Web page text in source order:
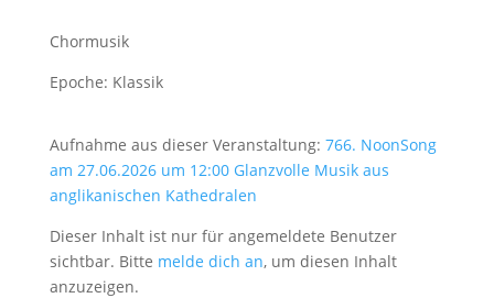
Chormusik
Epoche: Klassik
Aufnahme aus dieser Veranstaltung: 766. NoonSong
am 27.06.2026 um 12:00 Glanzvolle Musik aus
anglikanischen Kathedralen
Dieser Inhalt ist nur für angemeldete Benutzer
sichtbar. Bitte melde dich an, um diesen Inhalt
anzuzeigen.